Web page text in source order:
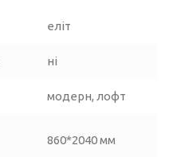
еліт
ні
модерн, лофт
860*2040 мм